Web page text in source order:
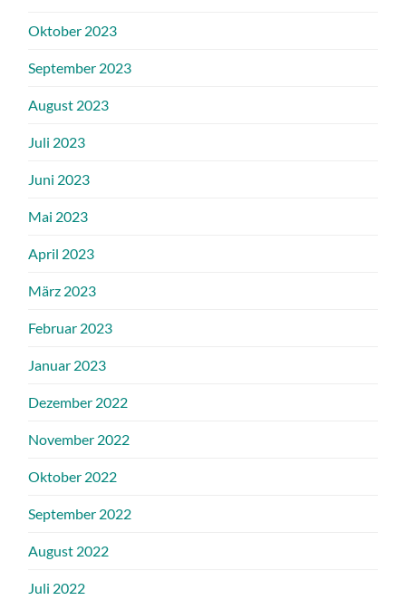
Oktober 2023
September 2023
August 2023
Juli 2023
Juni 2023
Mai 2023
April 2023
März 2023
Februar 2023
Januar 2023
Dezember 2022
November 2022
Oktober 2022
September 2022
August 2022
Juli 2022